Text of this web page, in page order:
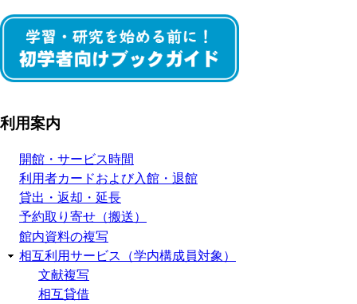
利用案内
開館・サービス時間
利用者カードおよび入館・退館
貸出・返却・延長
予約取り寄せ（搬送）
館内資料の複写
相互利用サービス（学内構成員対象）
文献複写
相互貸借